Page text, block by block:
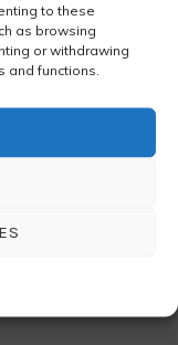
to these
as browsing
or withdrawing
and functions.